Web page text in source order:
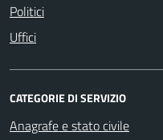
Politici
Uffici
CATEGORIE DI SERVIZIO
Anagrafe e stato civile